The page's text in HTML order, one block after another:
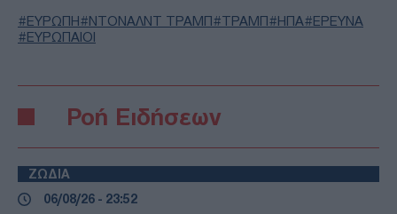
ΕΥΡΩΠΗ ΝΤΟΝΑΛΝΤ ΤΡΑΜΠ ΤΡΑΜΠ ΗΠΑ
ΕΡΕΥΝΑ
ΕΥΡΩΠΑΙΟΙ
Ροή Ειδήσεων
ΖΩΔΙΑ
06/08/26 - 23:52